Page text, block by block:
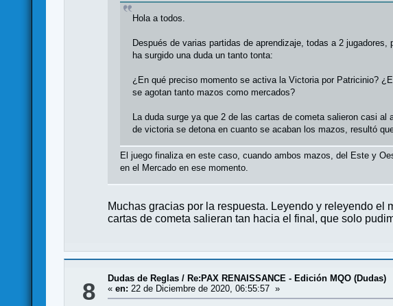
Hola a todos.
Después de varias partidas de aprendizaje, todas a 2
ha surgido una duda un tanto tonta:
¿En qué preciso momento se activa la Victoria por Patricinio?
se agotan tanto mazos como mercados?
La duda surge ya que 2 de las cartas de cometa salieron casi
de victoria se detona en cuanto se acaban los mazos, resultó
El juego finaliza en este caso, cuando ambos mazos, del Este y
en el Mercado en ese momento.
Muchas gracias por la respuesta. Leyendo y releyendo
cartas de cometa salieran tan hacia el final, que solo
8 Dudas de Reglas / Re:PAX RENAISSANCE - Edición MQO (Dudas)
«en: 22 de Diciembre de 2020, 06:55:57 »